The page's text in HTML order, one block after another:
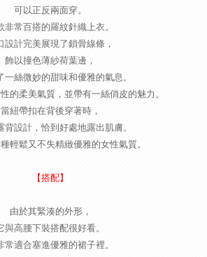
可以正反兩面穿。
非常百搭的羅紋針織上衣。
設計完美展現了鎖骨線條，
飾以撞色薄紗荷葉邊，
一絲微妙的甜味和優雅的氣息。
的柔美氣質，並帶有一絲俏皮的魅力。
當紐帶扣在背後穿著時，
背設計，恰到好處地露出肌膚。
輕鬆又不失精緻優雅的女性氣質。
【搭配】
由於其緊湊的外形，
與高腰下裝搭配很好看。
常適合塞進優雅的裙子裡。